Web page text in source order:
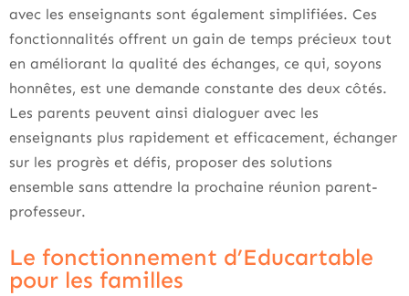
avec les enseignants sont également simplifiées. Ces
fonctionnalités offrent un gain de temps précieux tout
en améliorant la qualité des échanges, ce qui, soyons
honnêtes, est une demande constante des deux côtés.
Les parents peuvent ainsi dialoguer avec les
enseignants plus rapidement et efficacement, échanger
sur les progrès et défis, proposer des solutions
ensemble sans attendre la prochaine réunion parent-
professeur.
Le fonctionnement d’Educartable
pour les familles